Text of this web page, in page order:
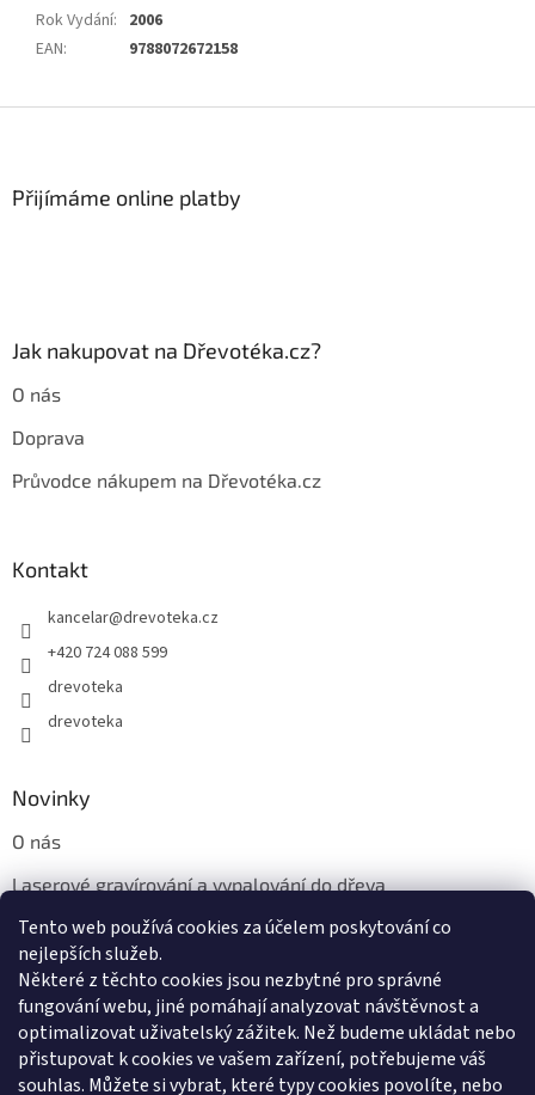
Tento web používá cookies za účelem poskytování co
nejlepších služeb.
Některé z těchto cookies jsou nezbytné pro správné
fungování webu, jiné pomáhají analyzovat návštěvnost a
optimalizovat uživatelský zážitek. Než budeme ukládat nebo
přistupovat k cookies ve vašem zařízení, potřebujeme váš
souhlas. Můžete si vybrat, které typy cookies povolíte, nebo
Rok Vydání: 2006
EAN: 9788072672158
Přijímáme online platby
Jak nakupovat na Dřevotéka.cz?
O nás
Doprava
Průvodce nákupem na Dřevotéka.cz
Kontakt
kancelar@drevoteka.cz
+420 724 088 599
drevoteka
drevoteka
Novinky
O nás
Laserové gravírování a vypalování do dřeva
Proč jíst z přírodních dřevěných talířů: Ekologická a Stylová
Volba